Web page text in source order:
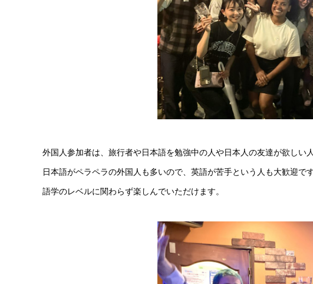
外国人参加者は、旅行者や日本語を勉強中の人や日本人の友達が欲しい
日本語がペラペラの外国人も多いので、英語が苦手という人も大歓迎です
語学のレベルに関わらず楽しんでいただけます。